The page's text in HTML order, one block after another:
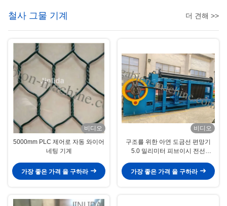
철사 그물 기계 더 견해 >>
비디오
5000mm PLC 제어로 자동 와이어
네팅 기계
가장 좋은 가격 을 구하라
비디오
구조를 위한 아연 도금선 편망기
5.0 밀리미터 피브이시 전선
가장 좋은 가격 을 구하라